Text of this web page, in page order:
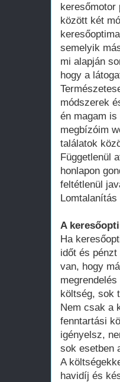
keresőmotor
között két
semelyik
mi alapján
hogy a
módszerek
én magam
megbízóim
találatok
Függetlenül
honlapon
feltétlenül
A
Ha
időt és
van, hogy
költség, sok
Nem csak a
fenntartási
igényelsz,
sok esetben
A
havidíj és